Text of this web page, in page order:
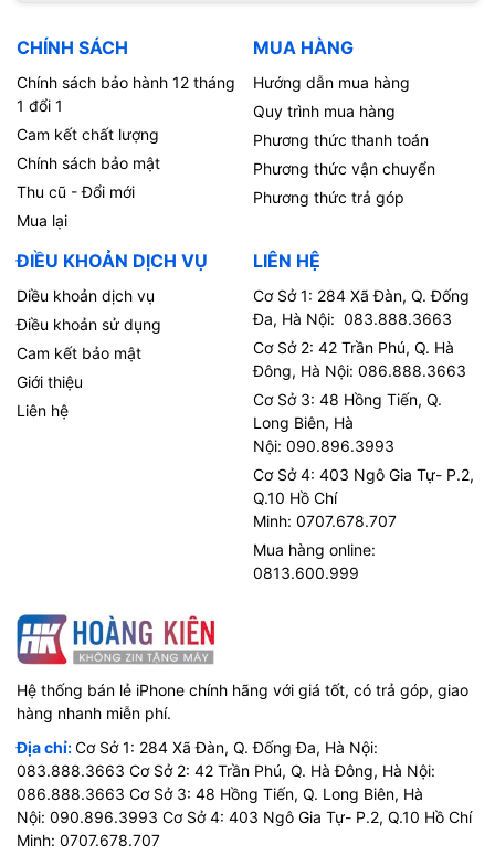
CHÍNH SÁCH
Chính sách bảo hành 12 tháng
1 đổi 1
Cam kết chất lượng
Chính sách bảo mật
Thu cũ - Đổi mới
Mua lại
MUA HÀNG
Hướng dẫn mua hàng
Quy trình mua hàng
Phương thức thanh toán
Phương thức vận chuyển
Phương thức trả góp
ĐIỀU KHOẢN DỊCH VỤ
Diều khoản dịch vụ
Điều khoản sử dụng
Cam kết bảo mật
Giới thiệu
Liên hệ
LIÊN HỆ
Cơ Sở 1: 284 Xã Đàn, Q. Đống
Đa, Hà Nội: 083.888.3663
Cơ Sở 2: 42 Trần Phú, Q. Hà
Đông, Hà Nội: 086.888.3663
Cơ Sở 3: 48 Hồng Tiến, Q.
Long Biên, Hà
Nội: 090.896.3993
Cơ Sở 4: 403 Ngô Gia Tự- P.2,
Q.10 Hồ Chí
Minh: 0707.678.707
Mua hàng online:
0813.600.999
Hệ thống bán lẻ iPhone chính hãng với giá tốt, có trả góp, giao
hàng nhanh miễn phí.
Địa chỉ:Cơ Sở 1: 284 Xã Đàn, Q. Đống Đa, Hà Nội:
083.888.3663 Cơ Sở 2: 42 Trần Phú, Q. Hà Đông, Hà Nội:
086.888.3663 Cơ Sở 3: 48 Hồng Tiến, Q. Long Biên, Hà
Nội: 090.896.3993 Cơ Sở 4: 403 Ngô Gia Tự- P.2, Q.10 Hồ Chí
Minh: 0707.678.707